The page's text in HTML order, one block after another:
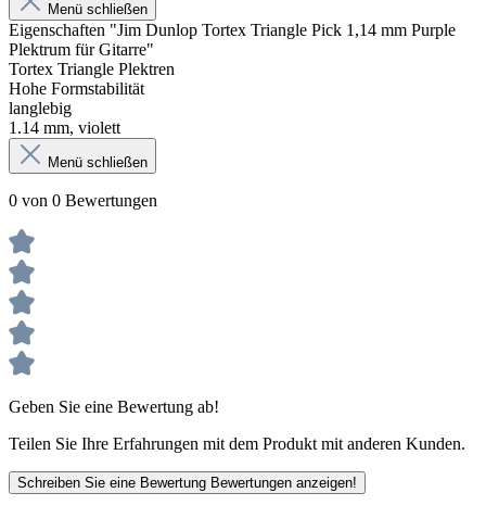
Menü schließen
Eigenschaften "Jim Dunlop Tortex Triangle Pick 1,14 mm Purple
Plektrum für Gitarre"
Tortex Triangle Plektren
Hohe Formstabilität
langlebig
1.14 mm, violett
Menü schließen
0 von 0 Bewertungen
Geben Sie eine Bewertung ab!
Teilen Sie Ihre Erfahrungen mit dem Produkt mit anderen Kunden.
Schreiben Sie eine Bewertung Bewertungen anzeigen!